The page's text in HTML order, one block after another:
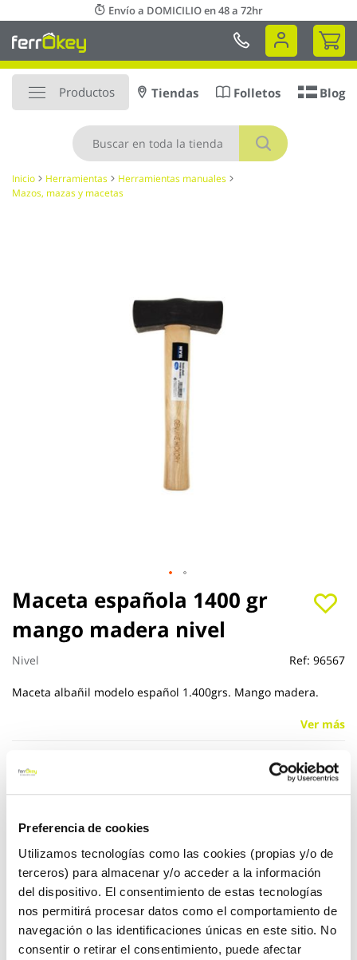
Preferencia de cookies
Utilizamos tecnologías como las cookies (propias y/o de
terceros) para almacenar y/o acceder a la información
del dispositivo. El consentimiento de estas tecnologías
nos permitirá procesar datos como el comportamiento de
navegación o las identificaciones únicas en este sitio. No
consentir o retirar el consentimiento, puede afectar
al
contenido
Envío a DOMICILIO en 48 a 72hr
Mi
Productos
Buscar
Tiendas Folletos Blog
Inicio Herramientas
Herramientas manuales
Mazos, mazas y macetas
Maceta española 1400 gr
mango madera nivel
Nivel Ref: 96567
Maceta albañil modelo español 1.400grs. Mango madera.
Ver más
14,96 €
Click&Collect - Recogida gratis
en nuestras tiendas
Envío a domicilio:
5 días hábiles
Saltar
al
comienzo
de
la
de